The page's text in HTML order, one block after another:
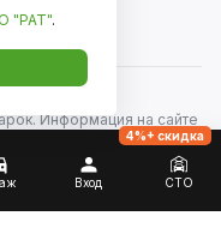
Информация на сайте
и не является
защищены.
Вход СТО
4%+ скидка
"РАТ".